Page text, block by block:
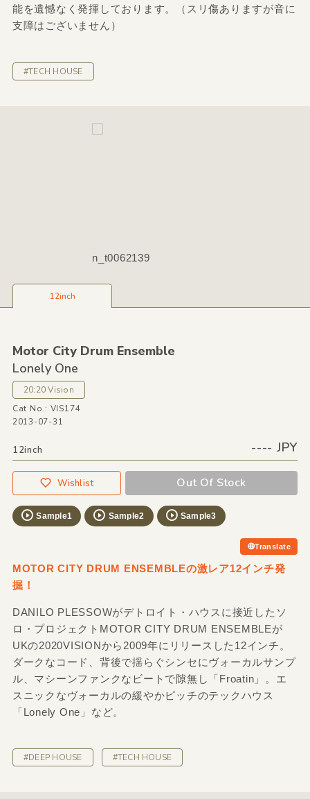
能を遺憾なく発揮しております。（スリ傷ありますが音に
支障はございません）
#TECH HOUSE
n_t0062139
12inch
Motor City Drum Ensemble
Lonely One
20:20 Vision
Cat No.: VIS174
2013-07-31
12inch ---- JPY
Wishlist Out Of Stock
Sample1 Sample2 Sample3
Translate
MOTOR CITY DRUM ENSEMBLEの激レア12インチ発
掘！
DANILO PLESSOWがデトロイト・ハウスに接近したソ
ロ・プロジェクトMOTOR CITY DRUM ENSEMBLEが
UKの2020VISIONから2009年にリリースした12インチ。
ダークなコード、背後で揺らぐシンセにヴォーカルサンプ
ル、マシーンファンクなビートで隙無し「Froatin」。エ
スニックなヴォーカルの緩やかピッチのテックハウス
「Lonely One」など。
#DEEP HOUSE #TECH HOUSE